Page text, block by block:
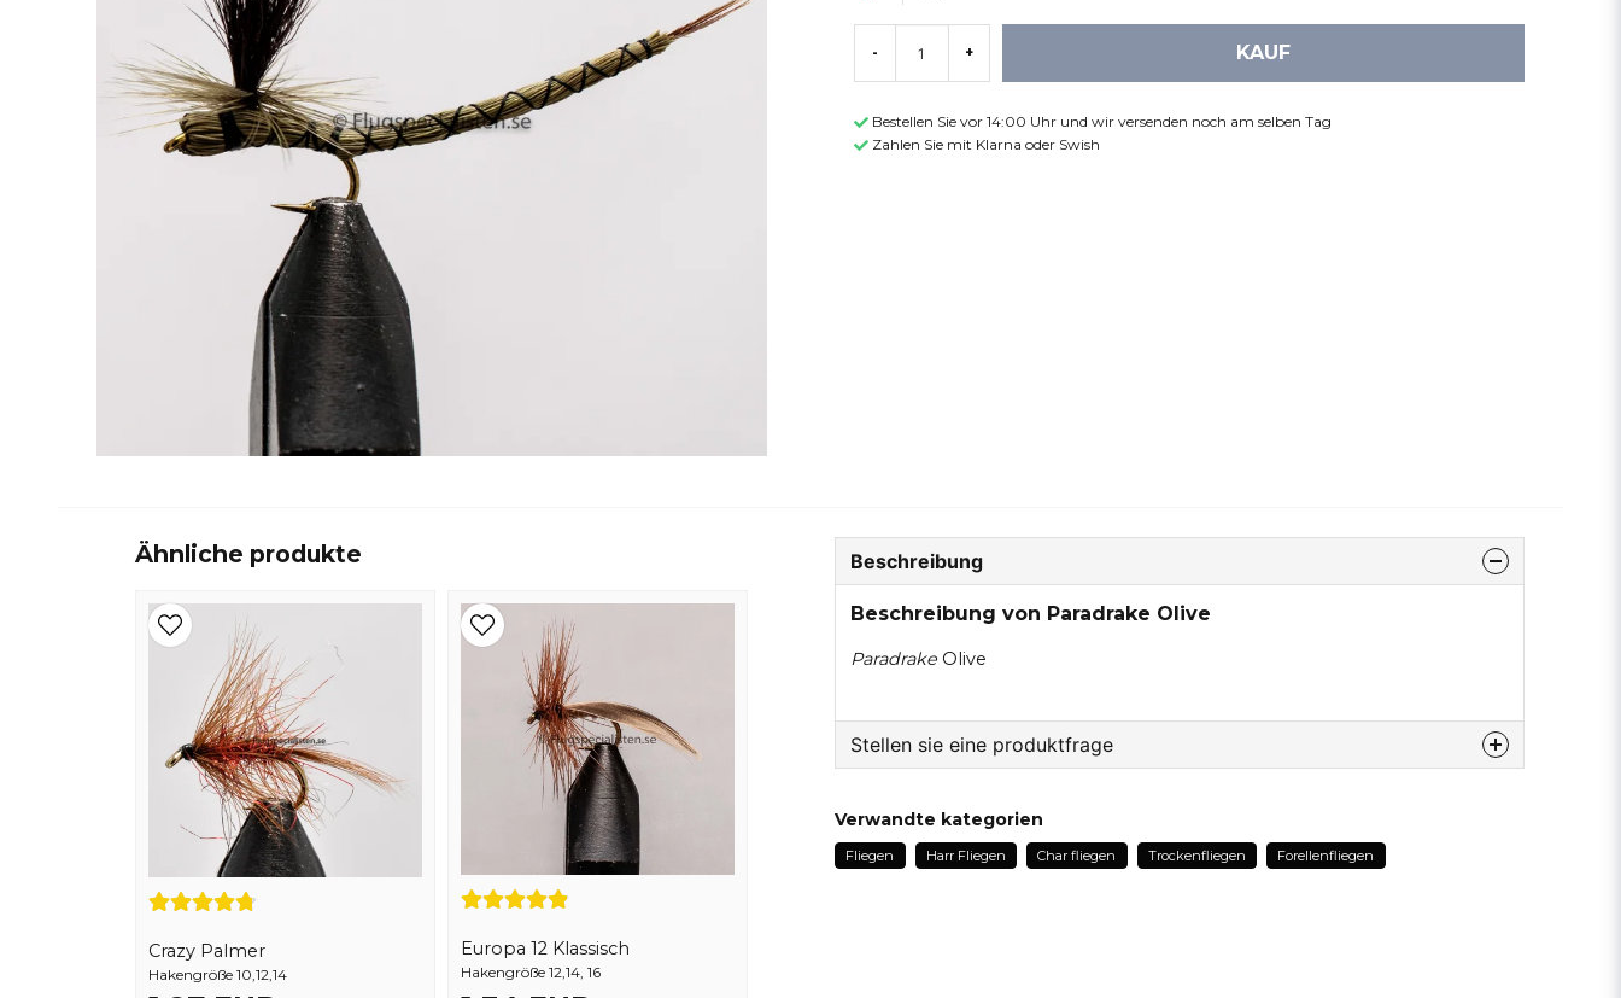
- + KAUF
Bestellen Sie vor 14:00 Uhr und wir versenden noch am selben Tag
Zahlen Sie mit Klarna oder Swish
Ähnliche produkte
Crazy Palmer
Hakengröße 10,12,14
Europa 12 Klassisch
Hakengröße 12,14, 16
Beschreibung
Beschreibung von Paradrake Olive
Paradrake Olive
Stellen sie eine produktfrage
Fragen sie uns etwas zu diesem produkt...
Verwandte kategorien
Fliegen Harr Fliegen Char fliegen Trockenfliegen Forellenfliegen